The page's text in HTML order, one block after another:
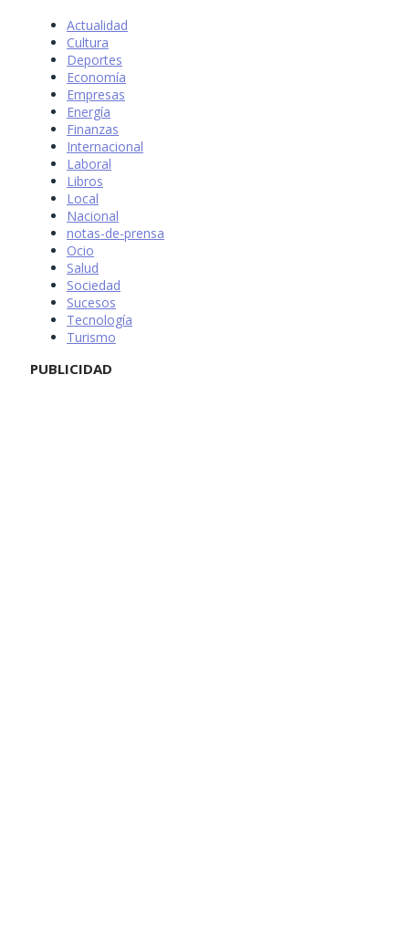
Actualidad
Cultura
Deportes
Economía
Empresas
Energía
Finanzas
Internacional
Laboral
Libros
Local
Nacional
notas-de-prensa
Ocio
Salud
Sociedad
Sucesos
Tecnología
Turismo
PUBLICIDAD